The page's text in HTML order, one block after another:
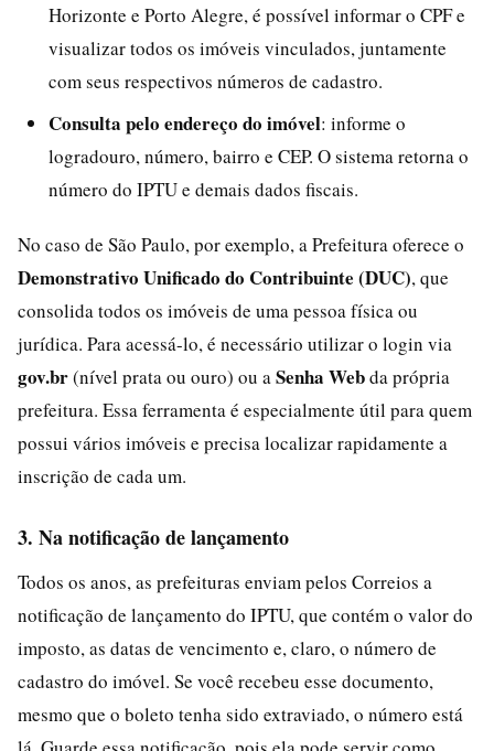
Horizonte e Porto Alegre, é possível informar o CPF e
visualizar todos os imóveis vinculados, juntamente
com seus respectivos números de cadastro.
Consulta pelo endereço do imóvel: informe o
logradouro, número, bairro e CEP. O sistema retorna o
número do IPTU e demais dados fiscais.
No caso de São Paulo, por exemplo, a Prefeitura oferece o
Demonstrativo Unificado do Contribuinte (DUC), que
consolida todos os imóveis de uma pessoa física ou
jurídica. Para acessá-lo, é necessário utilizar o login via
gov.br(nível prata ou ouro) ou a Senha Webda própria
prefeitura. Essa ferramenta é especialmente útil para quem
possui vários imóveis e precisa localizar rapidamente a
inscrição de cada um.
3. Na notificação de lançamento
Todos os anos, as prefeituras enviam pelos Correios a
notificação de lançamento do IPTU, que contém o valor do
imposto, as datas de vencimento e, claro, o número de
cadastro do imóvel. Se você recebeu esse documento,
mesmo que o boleto tenha sido extraviado, o número está